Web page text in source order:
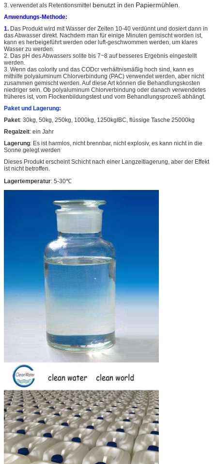
3. verwendetals Retentionsmittel benutzt in den Papiermühlen.
Anwendungs-Methode:
1. Das Produkt wird mit Wasser der Zeiten 10-40 verdünnt und dosiert dann in
das Abwasser direkt. Nachdem man für einige Minuten gemischt worden ist,
kann es herbeigeführt werden oder luft-geschwommen werden, um klares
Wasser zu werden.
2. Das pH des Abwassers sollte bis 7~8 auf besseres Ergebnis eingestellt
werden.
3. Wenn das colority und das CODcr verhältnismäßig hoch sind, kann es
mithilfe polyaluminum Chlorverbindung (PAC) verwendet werden, aber nicht
zusammen gemischt werden. Auf diese Art können die Behandlungskosten
niedriger sein. Ob polyaluminum Chlorverbindung oder danach verwendetes
früheres ist, vom Flockenbildungstest und vom Behandlungsprozeß abhängt.
Paket und Lagerung:
Paket: 30kg, 50kg, 250kg, 1000kg, 1250kgIBC, flüssige Tasche 25000kg
Regalzeit: ein Jahr
Lagerung: Es ist harmlos, nicht brennbar, nicht explosiv, es kann nicht in die
Sonne gelegt werden
Dieses Produkt erscheint Schicht nach einer Langzeitlagerung, aber der Effekt
ist nicht betroffen.
Lagertemperatur: 5-30℃